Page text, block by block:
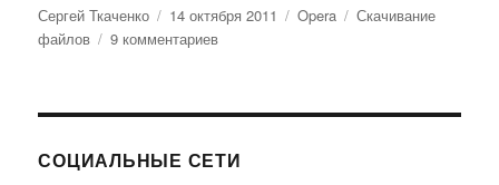
Автор
Сергей Ткаченко Опубликовано
14 октября 2011 Рубрики
Opera Метки
Скачивание
файлов
9 комментариевк
минуя
СОЦИАЛЬНЫЕ СЕТИ